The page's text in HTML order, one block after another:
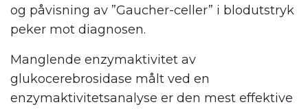
og påvisning av ”Gaucher-celler” i blodutstryk
peker mot diagnosen.
Manglende enzymaktivitet av
glukocerebrosidase målt ved en
enzymaktivitetsanalyse er den mest effektive